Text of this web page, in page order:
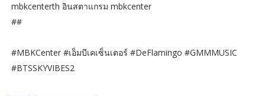
mbkcenterth อินสตาแกรม mbkcenter
##
#MBKCenter #เอ็มบีเคเซ็นเตอร์ #DeFlamingo #GMMMUSIC
#BTSSKYVIBES2